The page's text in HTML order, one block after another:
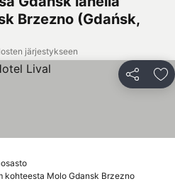
Brzezno (Gdańsk,
järjestykseen
Jaa
Katso hinnat
kohteesta Molo Gdansk Brzezno